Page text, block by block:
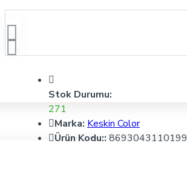
Stok Durumu:
271
Marka: Keskin Color
Ürün Kodu:: 8693043110199